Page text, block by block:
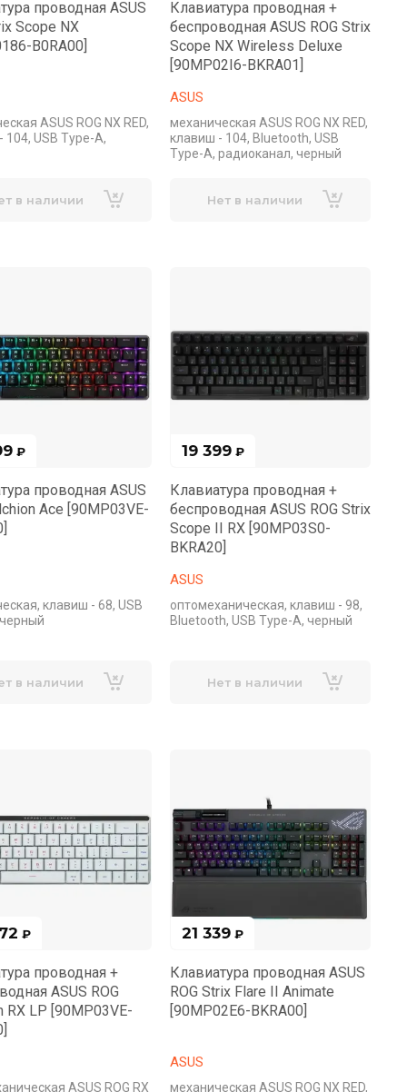
проводная ASUS
Scope NX
B0RA00]
ASUS ROG NX RED,
104, USB Type-A,
в наличии
Клавиатура проводная +
беспроводная ASUS ROG Strix
Scope NX Wireless Deluxe
[90MP02I6-BKRA01]
ASUS
механическая ASUS ROG NX RED,
клавиш - 104, Bluetooth, USB
Type-A, радиоканал, черный
Нет в наличии
₽
проводная ASUS
Ace [90MP03VE-
клавиш - 68, USB
в наличии
19 399 ₽
Клавиатура проводная +
беспроводная ASUS ROG Strix
Scope II RX [90MP03S0-
BKRA20]
ASUS
оптомеханическая, клавиш - 98,
Bluetooth, USB Type-A, черный
Нет в наличии
₽
проводная +
ASUS ROG
RX LP [90MP03VE-
ASUS ROG RX
21 339 ₽
Клавиатура проводная ASUS
ROG Strix Flare II Animate
[90MP02E6-BKRA00]
ASUS
механическая ASUS ROG NX RED,